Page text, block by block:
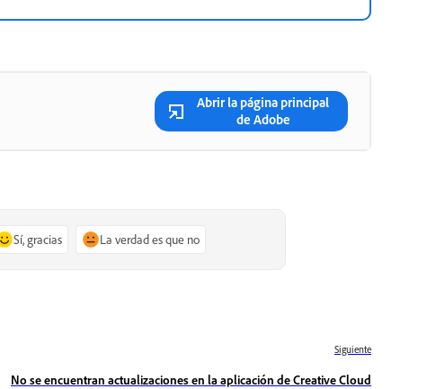
Abrir la página principal
de Adobe
Sí, gracias La verdad es que no
Siguiente
No se encuentran actualizaciones en la aplicación de Creative Cloud